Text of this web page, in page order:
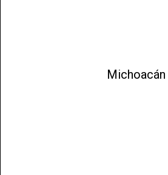
Michoacán